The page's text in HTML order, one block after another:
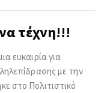
τέχνη!!!
ευκαιρία για
με την
στο Πολιτιστικό